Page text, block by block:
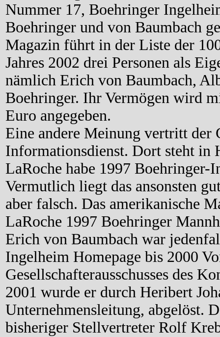
Nummer 17, Boehringer
Boehringer und von Baumbach
Magazin führt in der Liste der
Jahres 2002 drei Personen als
nämlich Erich von Baumbach,
Boehringer. Ihr Vermögen wird
Euro angegeben.
Eine andere Meinung vertritt der
Informationsdienst. Dort steht in
LaRoche habe 1997 Boehringer-
Vermutlich liegt das ansonsten
aber falsch. Das amerikanische
LaRoche 1997 Boehringer
Erich von Baumbach war
Ingelheim Homepage bis 2000
Gesellschafterausschusses des
2001 wurde er durch Heribert
Unternehmensleitung, abgelöst.
bisheriger Stellvertreter Rolf